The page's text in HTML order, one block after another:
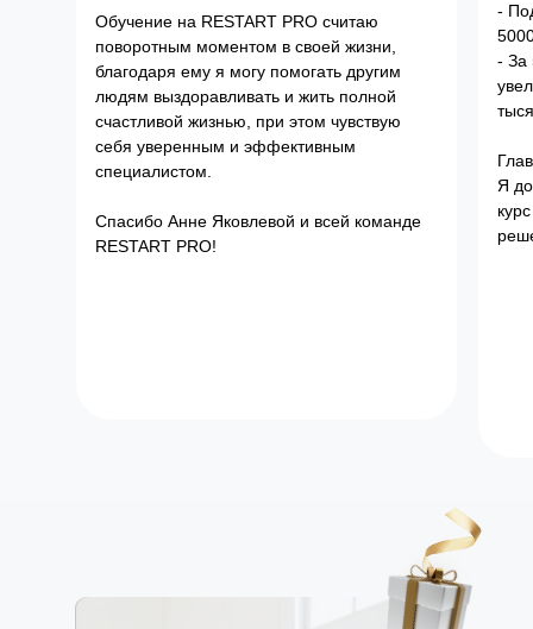
Обучение на RESTART PRO считаю
поворотным моментом в своей жизни,
благодаря ему я могу помогать другим
людям выздоравливать и жить полной
счастливой жизнью, при этом чувствую
себя уверенным и эффективным
специалистом.
Спасибо Анне Яковлевой и всей команде
RESTART PRO!
-
- За
Я